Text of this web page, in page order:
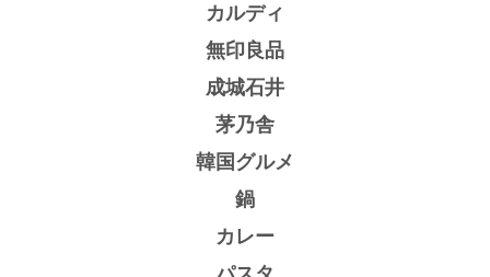
カルディ
無印良品
成城石井
茅乃舎
韓国グルメ
鍋
カレー